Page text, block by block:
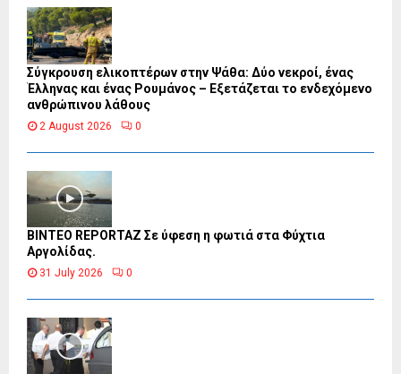
Σύγκρουση ελικοπτέρων στην Ψάθα: Δύο νεκροί, ένας
Έλληνας και ένας Ρουμάνος – Εξετάζεται το ενδεχόμενο
ανθρώπινου λάθους
2 August 2026 0
BINTEO REPORTAZ Σε ύφεση η φωτιά στα Φύχτια
Αργολίδας.
31 July 2026 0